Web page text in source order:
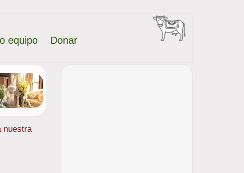
equipo Donar
nuestra